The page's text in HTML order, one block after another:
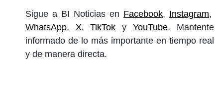
Sigue a BI Noticias en Facebook, Instagram,
WhatsApp, X,TikTok yYouTube. Mantente
informado de lo más importante en tiempo real
y de manera directa.